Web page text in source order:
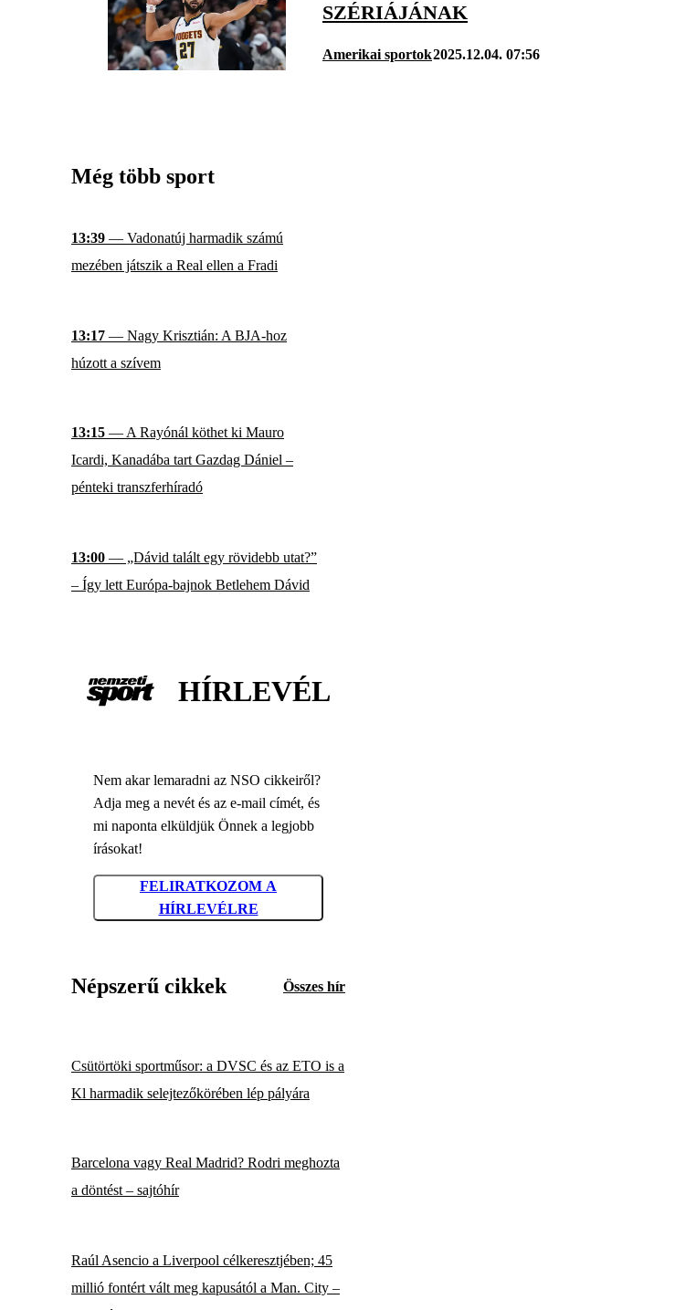
SZÉRIÁJÁNAK
Amerikai sportok2025.12.04. 07:56
Még több sport
13:39 — Vadonatúj harmadik számú
mezében játszik a Real ellen a Fradi
13:17 — Nagy Krisztián: A BJA-hoz
húzott a szívem
13:15 — A Rayónál köthet ki Mauro
Icardi, Kanadába tart Gazdag Dániel –
pénteki transzferhíradó
13:00 — „Dávid talált egy rövidebb utat?”
– Így lett Európa-bajnok Betlehem Dávid
HÍRLEVÉL
Nem akar lemaradni az NSO cikkeiről?
Adja meg a nevét és az e-mail címét, és
mi naponta elküldjük Önnek a legjobb
írásokat!
FELIRATKOZOM A
HÍRLEVÉLRE
Népszerű cikkek Összes hír
Csütörtöki sportműsor: a DVSC és az ETO is a
Kl harmadik selejtezőkörében lép pályára
Barcelona vagy Real Madrid? Rodri meghozta
a döntést – sajtóhír
Raúl Asencio a Liverpool célkeresztjében; 45
millió fontért vált meg kapusától a Man. City –